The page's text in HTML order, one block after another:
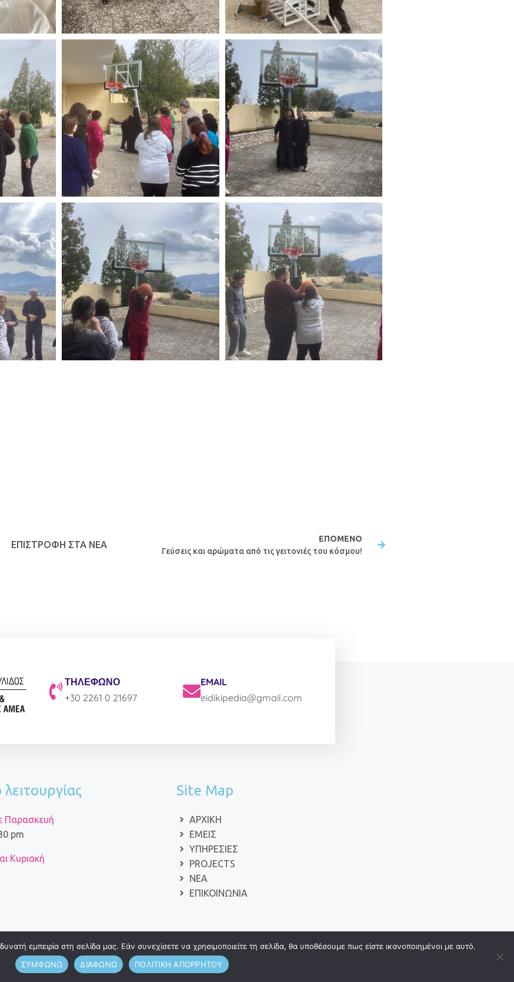
ΕΠΙΣΤΡΟΦΉ ΣΤΑ ΝΕΑ
ΕΠΌΜΕΝΟ
Γεύσεις και αρώματα από τις γειτονιές του κόσμου!
ΤΗΛΕΦΩΝΟ
+30 2261 0 21697
EMAIL
eidikipedia@gmail.com
Παρασκευή
pm
Κυριακή
Site Map
ΑΡΧΙΚΗ
ΕΜΕΙΣ
ΥΠΗΡΕΣΙΕΣ
PROJECTS
ΝΕΑ
ΕΠΙΚΟΙΝΩΝΙΑ
Πολιτική απορρήτουΌροι χρήσης
εμπειρία στη σελίδα μας. Εάν συνεχίσετε να χρησιμοποιείτε τη σελίδα, θα υποθέσουμε πως είστε ικανοποιημένοι με αυτό.
ΣΥΜΦΩΝΩ
ΔΙΑΦΩΝΩ ΠΟΛΙΤΙΚΗ ΑΠΟΡΡΗΤΟΥ